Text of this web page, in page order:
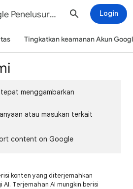
Bantuan Google Penelusuran Login
Tingkatkan keamanan Akun
menggambarkan
atau masukan terkait
content on Google
konten yang diterjemahkan
Terjemahan AI mungkin berisi